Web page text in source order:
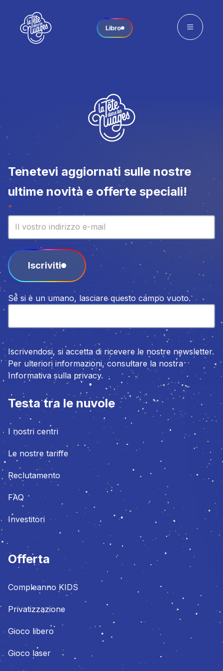
Libro
Tenetevi aggiornati sulle nostre
ultime novità e offerte speciali!
Newsletter
*
Iscriviti
Se si è un umano, lasciare questo campo vuoto.
Iscrivendosi, si accetta di ricevere le nostre newsletter.
Per ulteriori informazioni, consultare la nostra
Informativa sulla privacy.
Testa tra le nuvole
I nostri centri
Le nostre tariffe
Reclutamento
FAQ
Investitori
Offerta
Compleanno KIDS
Privatizzazione
Gioco libero
Gioco laser